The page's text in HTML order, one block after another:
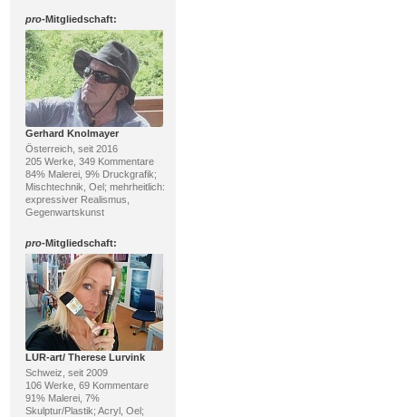
pro-Mitgliedschaft:
Gerhard Knolmayer
Österreich, seit 2016
205 Werke, 349 Kommentare
84% Malerei, 9% Druckgrafik;
Mischtechnik, Oel; mehrheitlich:
expressiver Realismus,
Gegenwartskunst
pro-Mitgliedschaft:
LUR-art/ Therese Lurvink
Schweiz, seit 2009
106 Werke, 69 Kommentare
91% Malerei, 7%
Skulptur/Plastik; Acryl, Oel;